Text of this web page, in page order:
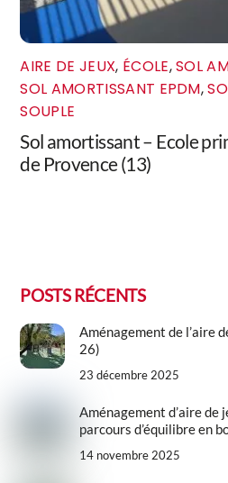
AIRE DE JEUX, ÉCOLE,SOL
SOL AMORTISSANT EPDM,
SOUPLE
Sol amortissant – Ecole
de Provence (13)
POSTS RÉCENTS
Aménagement de l’aire
26)
23 décembre 2025
Aménagement d’aire de
parcours d’équilibre en
14 novembre 2025